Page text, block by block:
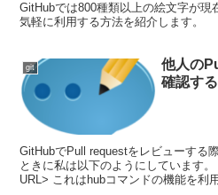
GitHubでは800種類以上の絵文字が現
気軽に利用する方法を紹介します。
git
他人の
確認す
GitHubでPull requestをレビューする
ときに私は以下のようにしています
URL> これはhubコマンドの機能を利